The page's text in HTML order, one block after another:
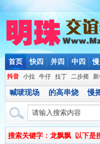
首页 快四 并四 中四
抖音 小拉 牛仔 拉丁 二步摇
喊唛现场 的高串烧 慢
搜索关键字：龙飘飘 以下是